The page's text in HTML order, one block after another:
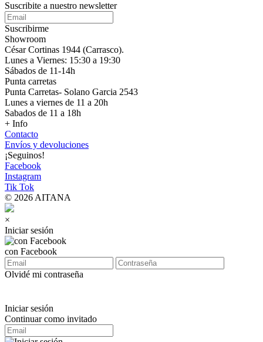
Suscribite a nuestro newsletter
Suscribirme
Showroom
César Cortinas 1944 (Carrasco).
Lunes a Viernes: 15:30 a 19:30
Sábados de 11-14h
Punta carretas
Punta Carretas- Solano Garcia 2543
Lunes a viernes de 11 a 20h
Sabados de 11 a 18h
+ Info
Contacto
Envíos y devoluciones
¡Seguinos!
Facebook
Instagram
Tik Tok
© 2026 AITANA
×
Iniciar sesión
con Facebook
Olvidé mi contraseña
Iniciar sesión
Continuar como invitado